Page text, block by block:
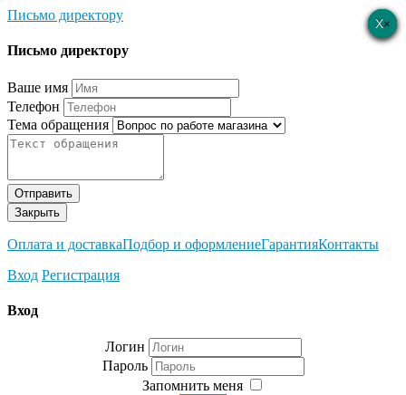
Письмо директору
×
Письмо директору
Ваше имя
Телефон
Тема обращения
Отправить
Закрыть
Оплата и доставкаПодбор и оформлениеГарантияКонтакты
Вход Регистрация
×
Вход
Логин
Пароль
Запомнить меня
×
×
×